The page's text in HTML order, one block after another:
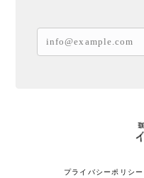
プライバシーポリシー